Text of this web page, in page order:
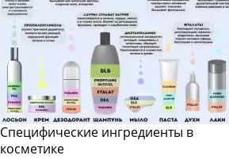
Специфические ингредиенты в
косметике